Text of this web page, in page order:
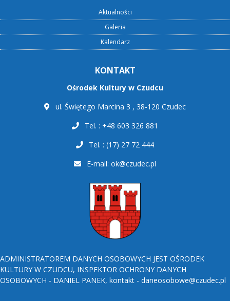
Aktualności
Galeria
Kalendarz
KONTAKT
Ośrodek Kultury w Czudcu
ul. Świętego Marcina 3 , 38-120 Czudec
Tel. : +48 603 326 881
Tel. : (17) 27 72 444
E-mail: ok@czudec.pl
ADMINISTRATOREM DANYCH OSOBOWYCH JEST OŚRODEK
KULTURY W CZUDCU, INSPEKTOR OCHRONY DANYCH
OSOBOWYCH - DANIEL PANEK, kontakt - daneosobowe@czudec.pl